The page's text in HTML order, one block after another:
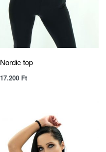
Nordic top
17.200 Ft